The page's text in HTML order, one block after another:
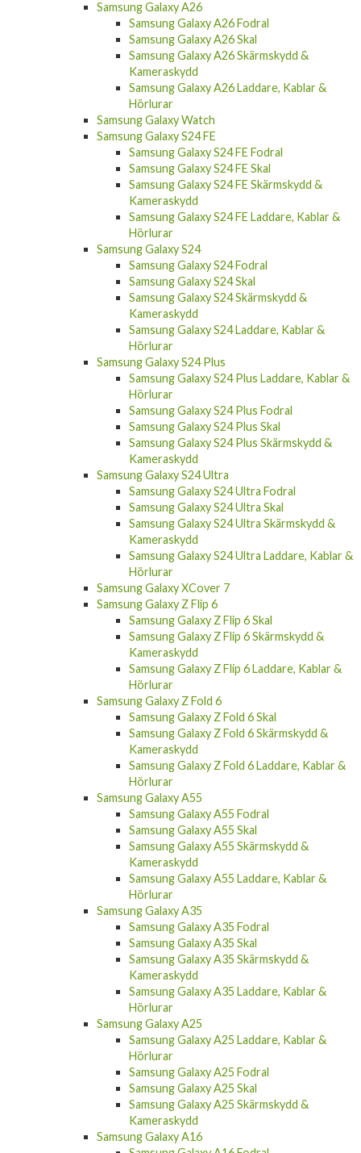
Samsung Galaxy A26
Samsung Galaxy A26 Fodral
Samsung Galaxy A26 Skal
Samsung Galaxy A26 Skärmskydd &
Kameraskydd
Samsung Galaxy A26 Laddare, Kablar &
Hörlurar
Samsung Galaxy Watch
Samsung Galaxy S24 FE
Samsung Galaxy S24 FE Fodral
Samsung Galaxy S24 FE Skal
Samsung Galaxy S24 FE Skärmskydd &
Kameraskydd
Samsung Galaxy S24 FE Laddare, Kablar &
Hörlurar
Samsung Galaxy S24
Samsung Galaxy S24 Fodral
Samsung Galaxy S24 Skal
Samsung Galaxy S24 Skärmskydd &
Kameraskydd
Samsung Galaxy S24 Laddare, Kablar &
Hörlurar
Samsung Galaxy S24 Plus
Samsung Galaxy S24 Plus Laddare, Kablar &
Hörlurar
Samsung Galaxy S24 Plus Fodral
Samsung Galaxy S24 Plus Skal
Samsung Galaxy S24 Plus Skärmskydd &
Kameraskydd
Samsung Galaxy S24 Ultra
Samsung Galaxy S24 Ultra Fodral
Samsung Galaxy S24 Ultra Skal
Samsung Galaxy S24 Ultra Skärmskydd &
Kameraskydd
Samsung Galaxy S24 Ultra Laddare, Kablar &
Hörlurar
Samsung Galaxy XCover 7
Samsung Galaxy Z Flip 6
Samsung Galaxy Z Flip 6 Skal
Samsung Galaxy Z Flip 6 Skärmskydd &
Kameraskydd
Samsung Galaxy Z Flip 6 Laddare, Kablar &
Hörlurar
Samsung Galaxy Z Fold 6
Samsung Galaxy Z Fold 6 Skal
Samsung Galaxy Z Fold 6 Skärmskydd &
Kameraskydd
Samsung Galaxy Z Fold 6 Laddare, Kablar &
Hörlurar
Samsung Galaxy A55
Samsung Galaxy A55 Fodral
Samsung Galaxy A55 Skal
Samsung Galaxy A55 Skärmskydd &
Kameraskydd
Samsung Galaxy A55 Laddare, Kablar &
Hörlurar
Samsung Galaxy A35
Samsung Galaxy A35 Fodral
Samsung Galaxy A35 Skal
Samsung Galaxy A35 Skärmskydd &
Kameraskydd
Samsung Galaxy A35 Laddare, Kablar &
Hörlurar
Samsung Galaxy A25
Samsung Galaxy A25 Laddare, Kablar &
Hörlurar
Samsung Galaxy A25 Fodral
Samsung Galaxy A25 Skal
Samsung Galaxy A25 Skärmskydd &
Kameraskydd
Samsung Galaxy A16